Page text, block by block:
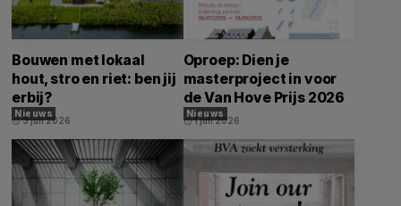
Bouwen met lokaal
hout, stro en riet: ben jij
erbij?
Nieuws
schedule3 juli 2026
Oproep: Dien je
masterproject in voor
de Van Hove Prijs 2026
Nieuws
schedule1 juli 2026